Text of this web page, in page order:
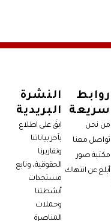
روابط
سريعة
من نحن
تواصل معنا
مكتبة صور
أبلغ عن انتهاك
النشرة
البريدية
ابقَ على اطلاع
بآخر بياناتنا
وتقاريرنا
الحقوقية، وتابع
مستجدات
أنشطتنا
وحملات
المناصرة